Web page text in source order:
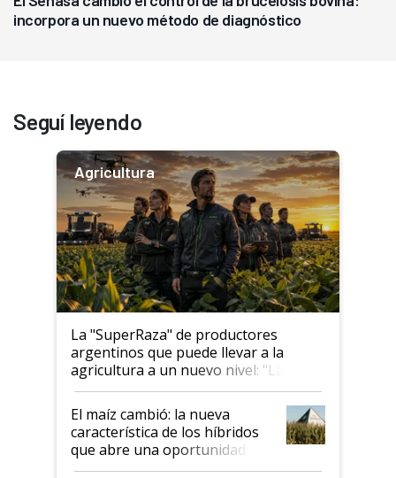
incorpora un nuevo método de diagnóstico
Seguí leyendo
Agricultura
La "SuperRaza" de productores
argentinos que puede llevar a la
agricultura a un nuevo nivel: "Las
posibilidades de crecimiento son
infinitas"
El maíz cambió: la nueva
característica de los híbridos
que abre una oportunidad en
el lote